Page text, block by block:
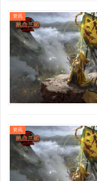
资讯
资讯